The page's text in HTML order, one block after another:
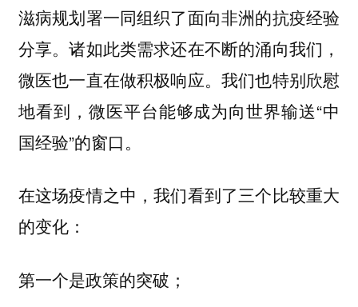
滋病规划署一同组织了面向非洲的抗疫经验
分享。诸如此类需求还在不断的涌向我们，
微医也一直在做积极响应。我们也特别欣慰
地看到，微医平台能够成为向世界输送“中
国经验”的窗口。
在这场疫情之中，我们看到了三个比较重大
的变化：
第一个是政策的突破；